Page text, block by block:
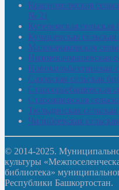
Краснохолмская
№ 21
Кутеремская
Кучашевская
Малокачаковская
Нижнекачмашевская
Новокильбахтинская
Сазовская сельская
Староорьебашевская
Старояшевская
Тюльдинская
Чилибеевская
© 2014-2025.
культуры
библиотека»
Республики Башкортостан.